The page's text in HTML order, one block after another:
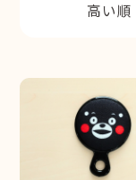
高い順